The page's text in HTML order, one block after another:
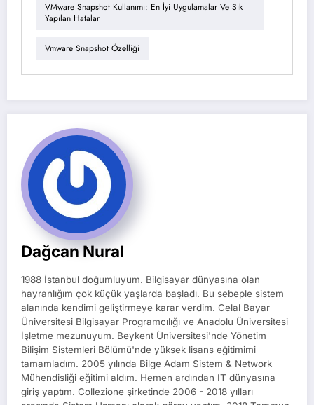
VMware Snapshot Kullanımı: En İyi Uygulamalar Ve Sık
Yapılan Hatalar
Vmware Snapshot Özelliği
Dağcan Nural
1988 İstanbul doğumluyum. Bilgisayar dünyasına olan
hayranlığım çok küçük yaşlarda başladı. Bu sebeple sistem
alanında kendimi geliştirmeye karar verdim. Celal Bayar
Üniversitesi Bilgisayar Programcılığı ve Anadolu Üniversitesi
İşletme mezunuyum. Beykent Üniversitesi'nde Yönetim
Bilişim Sistemleri Bölümü'nde yüksek lisans eğitimimi
tamamladım. 2005 yılında Bilge Adam Sistem & Network
Mühendisliği eğitimi aldım. Hemen ardından IT dünyasına
giriş yaptım. Collezione şirketinde 2006 - 2018 yılları